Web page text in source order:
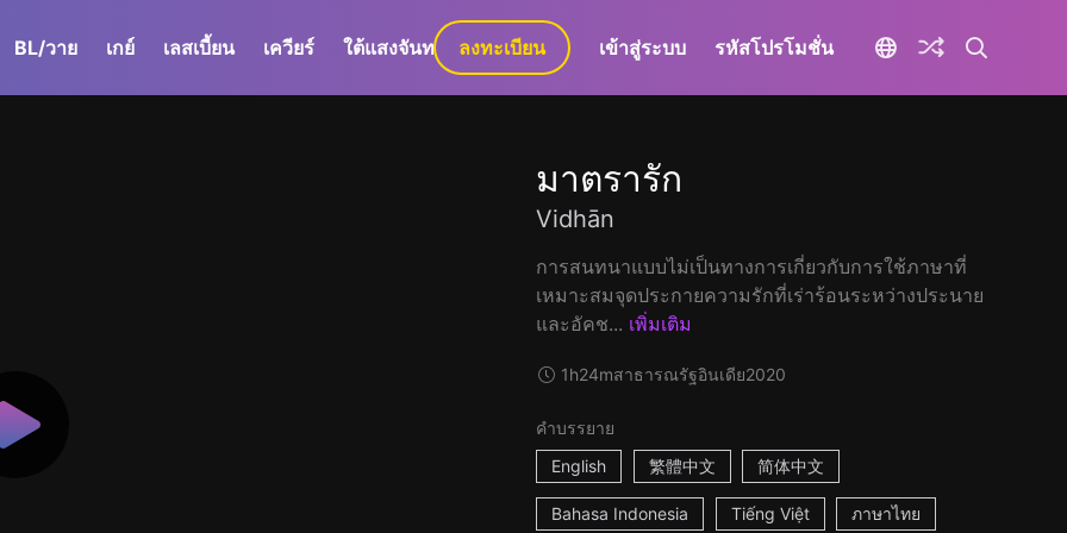
BL/วาย เกย์ เลสเบี้ยน เควียร์ ใต้แสงจันทร์ GaLa+
ลงทะเบียน เข้าสู่ระบบ รหัสโปรโมชั่น
มาตรารัก
Vidhān
การสนทนาแบบไม่เป็นทางการเกี่ยวกับการใช้ภาษาที่
เหมาะสมจุดประกายความรักที่เร่าร้อนระหว่างประนาย
และอัคช... เพิ่มเติม
1h24mสาธารณรัฐอินเดีย2020
คำบรรยาย
English
繁體中文 简体中文
Bahasa Indonesia Tiếng Việt ภาษาไทย